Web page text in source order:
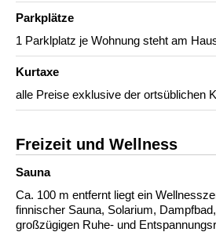
Parkplätze
1 Parklplatz je Wohnung steht am
Kurtaxe
alle Preise exklusive der ortsüblichen
Freizeit und Wellness
Sauna
Ca. 100 m entfernt liegt ein
finnischer Sauna, Solarium,
großzügigen Ruhe- und